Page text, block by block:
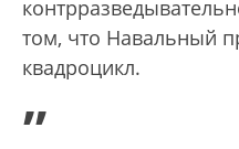
том, что Навальный
квадроцикл.
„